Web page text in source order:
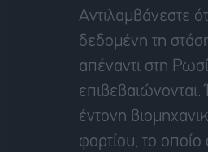
Αντιλαμβάνεστε
δεδομένη τη
απέναντι στη
έντονη
φορτίου, το